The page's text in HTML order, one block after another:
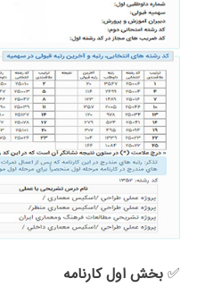
✅بخش اول کارنامه